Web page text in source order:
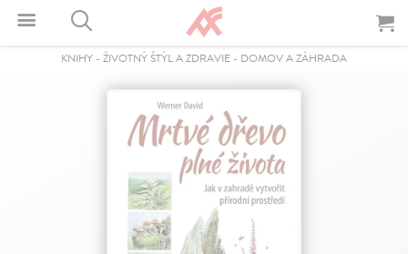
KNIHY - ŽIVOTNÝ ŠTÝL A ZDRAVIE - DOMOV A ZÁHRADA